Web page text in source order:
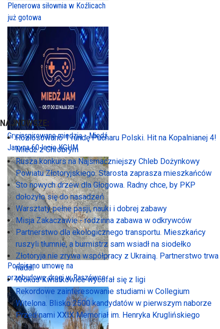
Plenerowa siłownia w Koźlicach
już gotowa
Gry inspirowane miedzią - Miedź
Jam na 60-lecie KGHM
Podpisano umowę na
przebudowę drogi w Raszówce
NAJNOWSZE:
Rozlosowano 1 rundę Pucharu Polski. Hit na Kopalnianej 4!
Miedź z Chrobrym
Rusza konkurs na Najsmaczniejszy Chleb Dożynkowy
Powiatu Złotoryjskiego. Starosta zaprasza mieszkańców
Sto nowych drzew dla Głogowa. Radny chce, by PKP
dołożyło się do nasadzeń
Warsztaty pełne pasji, nauki i dobrej zabawy
Misja Zakaczawie - rodzinna zabawa w odkrywców
Partnerstwo dla ekologicznego transportu. Mieszkańcy
ruszyli tłumnie, a burmistrz sam wsiadł na siodełko
Złotoryja nie zrywa współpracy z Ukrainą. Partnerstwo trwa
nadal
Krokus Kwiatkowice wycofał się z ligi
Rekordowe zainteresowanie studiami w Collegium
Witelona. Blisko 2500 kandydatów w pierwszym naborze
Przed nami XXIX Memoriał im. Henryka Kruglińskiego